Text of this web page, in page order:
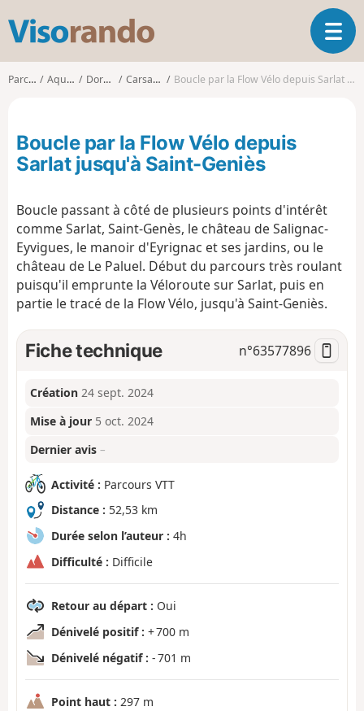
s
d
o
O
u
v
a
n
Parcours Aquitaine Dordogne Carsac-Aillac Boucle par la Flow Vélo depuis Sarlat jusqu'à Saint-Geniès
Boucle par la Flow Vélo depuis
Sarlat jusqu'à Saint-Geniès
Boucle passant à côté de plusieurs points d'intérêt
comme Sarlat, Saint-Genès, le château de Salignac-
Eyvigues, le manoir d'Eyrignac et ses jardins, ou le
château de Le Paluel. Début du parcours très roulant
puisqu'il emprunte la Véloroute sur Sarlat, puis en
partie le tracé de la Flow Vélo, jusqu'à Saint-Geniès.
Fiche technique n°63577896
Création 24 sept. 2024
Mise à jour 5 oct. 2024
Dernier avis –
Activité : Parcours VTT
Distance : 52,53 km
Durée selon l’auteur : 4h
Difficulté : Difficile
Retour au départ : Oui
Dénivelé positif : + 700 m
Dénivelé négatif : - 701 m
Point haut : 297 m